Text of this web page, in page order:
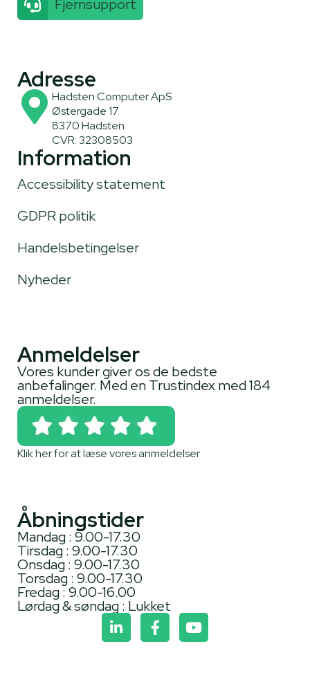
Fjernsupport
Adresse
Hadsten Computer ApS
Østergade 17
8370 Hadsten
CVR: 32308503
Information
Accessibility statement
GDPR politik
Handelsbetingelser
Nyheder
Anmeldelser
Vores kunder giver os de bedste
anbefalinger. Med en Trustindex med 184
anmeldelser.
Klik her for at læse vores anmeldelser
Åbningstider
Mandag : 9.00-17.30
Tirsdag : 9.00-17.30
Onsdag : 9.00-17.30
Torsdag : 9.00-17.30
Fredag : 9.00-16.00
Lørdag & søndag : Lukket